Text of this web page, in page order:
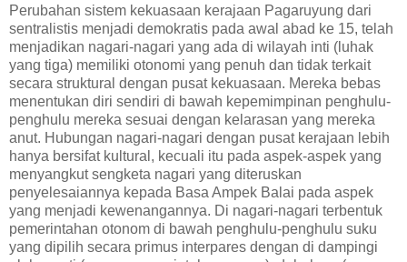
Perubahan sistem kekuasaan kerajaan Pagaruyung dari
sentralistis menjadi demokratis pada awal abad ke 15, telah
menjadikan nagari-nagari yang ada di wilayah inti (luhak
yang tiga) memiliki otonomi yang penuh dan tidak terkait
secara struktural dengan pusat kekuasaan. Mereka bebas
menentukan diri sendiri di bawah kepemimpinan penghulu-
penghulu mereka sesuai dengan kelarasan yang mereka
anut. Hubungan nagari-nagari dengan pusat kerajaan lebih
hanya bersifat kultural, kecuali itu pada aspek-aspek yang
menyangkut sengketa nagari yang diteruskan
penyelesaiannya kepada Basa Ampek Balai pada aspek
yang menjadi kewenangannya. Di nagari-nagari terbentuk
pemerintahan otonom di bawah penghulu-penghulu suku
yang dipilih secara primus interpares dengan di dampingi